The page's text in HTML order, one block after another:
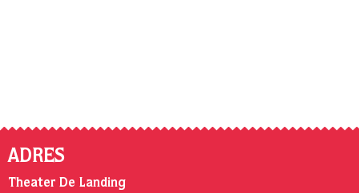
ADRES
Theater De Landing